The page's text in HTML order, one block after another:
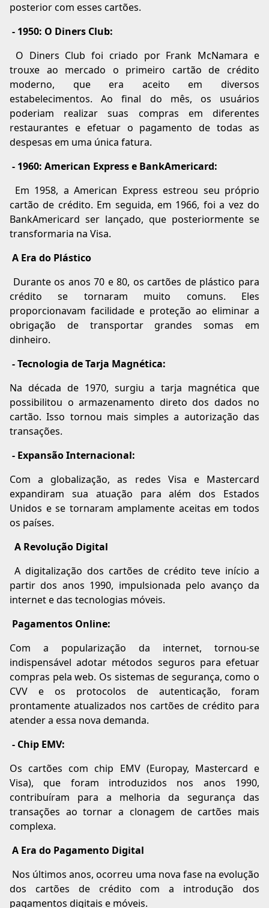
posterior com esses cartões.
- 1950: O Diners Club:
O Diners Club foi criado por Frank McNamara e
trouxe ao mercado o primeiro cartão de crédito
moderno, que era aceito em diversos
estabelecimentos. Ao final do mês, os usuários
poderiam realizar suas compras em diferentes
restaurantes e efetuar o pagamento de todas as
despesas em uma única fatura.
- 1960: American Express e BankAmericard:
Em 1958, a American Express estreou seu próprio
cartão de crédito. Em seguida, em 1966, foi a vez do
BankAmericard ser lançado, que posteriormente se
transformaria na Visa.
A Era do Plástico
Durante os anos 70 e 80, os cartões de plástico para
crédito se tornaram muito comuns. Eles
proporcionavam facilidade e proteção ao eliminar a
obrigação de transportar grandes somas em
dinheiro.
- Tecnologia de Tarja Magnética:
Na década de 1970, surgiu a tarja magnética que
possibilitou o armazenamento direto dos dados no
cartão. Isso tornou mais simples a autorização das
transações.
- Expansão Internacional:
Com a globalização, as redes Visa e Mastercard
expandiram sua atuação para além dos Estados
Unidos e se tornaram amplamente aceitas em todos
os países.
A Revolução Digital
A digitalização dos cartões de crédito teve início a
partir dos anos 1990, impulsionada pelo avanço da
internet e das tecnologias móveis.
Pagamentos Online:
Com a popularização da internet, tornou-se
indispensável adotar métodos seguros para efetuar
compras pela web. Os sistemas de segurança, como o
CVV e os protocolos de autenticação, foram
prontamente atualizados nos cartões de crédito para
atender a essa nova demanda.
- Chip EMV:
Os cartões com chip EMV (Europay, Mastercard e
Visa), que foram introduzidos nos anos 1990,
contribuíram para a melhoria da segurança das
transações ao tornar a clonagem de cartões mais
complexa.
A Era do Pagamento Digital
Nos últimos anos, ocorreu uma nova fase na evolução
dos cartões de crédito com a introdução dos
pagamentos digitais e móveis.